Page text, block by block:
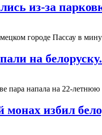
из-за
городе Пассау в
на
напала на 22-летнюю
избил